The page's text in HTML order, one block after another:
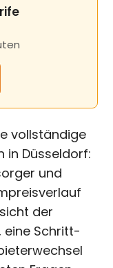
vollständige
in Düsseldorf:
und
der
eine Schritt-